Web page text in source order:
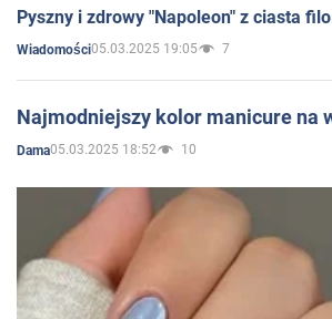
Pyszny i zdrowy "Napoleon" z ciasta
Wiadomości05.03.2025 19:05 7
Najmodniejszy kolor manicure na
Dama05.03.2025 18:52 10